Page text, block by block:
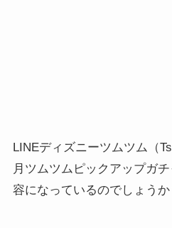
LINEディズニーツムツム（
月ツムツムピックアップガ
容になっているのでしょうか